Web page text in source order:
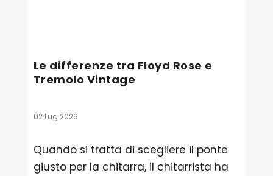
Le differenze tra Floyd Rose e
Tremolo Vintage
02 Lug 2026
Quando si tratta di scegliere il ponte
giusto per la chitarra, il chitarrista ha